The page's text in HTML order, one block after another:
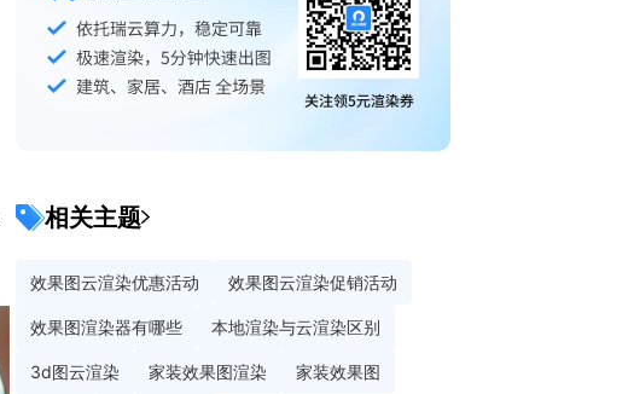
相关主题
效果图云渲染优惠活动 效果图云渲染促销活动
效果图渲染器有哪些 本地渲染与云渲染区别
3d图云渲染 家装效果图渲染 家装效果图